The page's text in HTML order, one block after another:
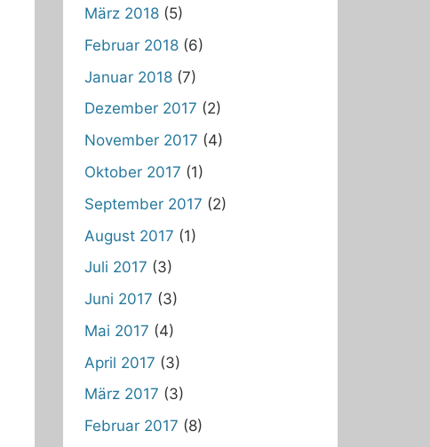
März 2018(5)
Februar 2018(6)
Januar 2018(7)
Dezember 2017 (2)
November 2017 (4)
Oktober 2017 (1)
September 2017 (2)
August 2017 (1)
Juli 2017 (3)
Juni 2017 (3)
Mai 2017 (4)
April 2017 (3)
März 2017 (3)
Februar 2017 (8)